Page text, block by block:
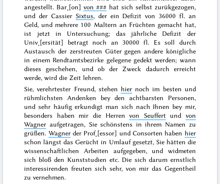
angestellt. Bar˖[on]von### hat sich selbst zurükgezogen,
und der Cassier Sixtus, der ein Defizit von 36000 fl. an
Geld, und mehrere 100 Maltern an Früchten gemacht hat,
ist jetzt in Untersuchung; das jährliche Defizit der
Univ˖[ersität] betragt noch an 30000 fl. Es soll durch
Austausch der zerstreuten Güter gegen andere königliche
in einemRendtamtsbezirke gelegene gedekt werden; wann
dieses geschehen, und ob der Zweck dadurch erreicht
werde, wird die Zeit lehren.
Sie, verehrtester Freund, stehen hier noch im besten und
rühmlichsten Andenken bey den achtbarsten Personen,
und sehr häufig erkundigt man sich nach Ihnen bey mir,
besonders haben mir die Herrenvon Seuffert und von
Wagner aufgetragen, Sie schönstens in ihrem Namen zu
grüßen. Wagnerder Prof˖[essor] und Consorten haben hier
schon längst das Gerücht in Umlauf gesetzt, Sie hätten die
wissenschaftlichen Arbeiten aufgegeben, und widmeten
sich bloß den Kunststudien etc. Die sich darum ernstlich
interessirenden freuten sich sehr, von mir das Gegentheil
zu vernehmen.